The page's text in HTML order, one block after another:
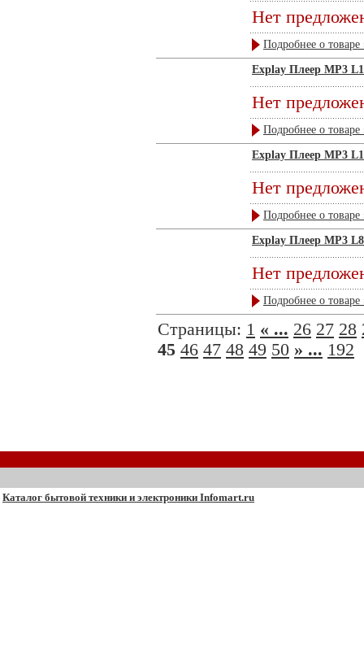
Нет
Подробнее о товаре
Explay Плеер MP3
Нет
Подробнее о товаре
Explay Плеер MP3
Нет
Подробнее о товаре
Explay Плеер MP3
Нет
Подробнее о товаре
Страницы: 1 « ... 26 27 28
45 46 47 48 49 50 » ... 192
Каталог бытовой техники и электроники Infomart.ru